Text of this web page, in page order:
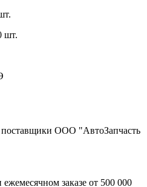
шт.
ООО "АвтоЗапчасть
заказе от 500 000